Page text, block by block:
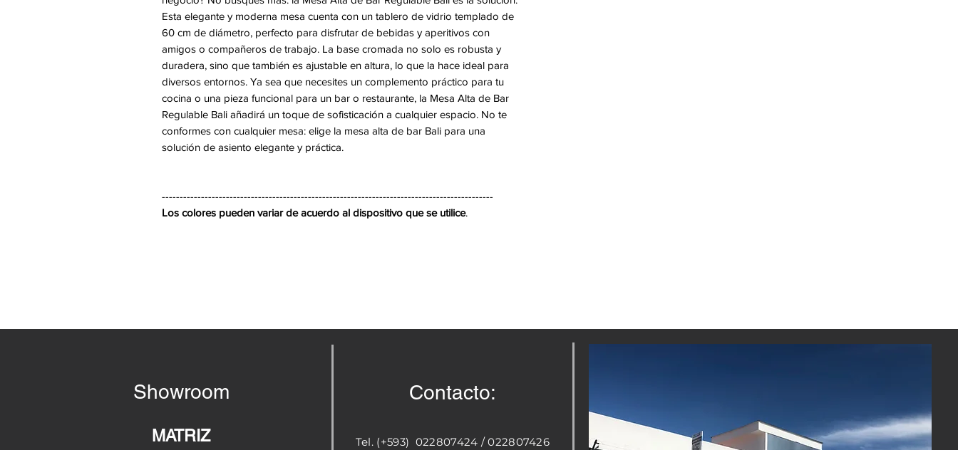
Esta elegante y moderna mesa cuenta con un tablero de vidrio templado de
60 cm de diámetro, perfecto para disfrutar de bebidas y aperitivos con
amigos o compañeros de trabajo. La base cromada no solo es robusta y
duradera, sino que también es ajustable en altura, lo que la hace ideal para
diversos entornos. Ya sea que necesites un complemento práctico para tu
cocina o una pieza funcional para un bar o restaurante, la Mesa Alta de Bar
Regulable Bali añadirá un toque de sofisticación a cualquier espacio. No te
conformes con cualquier mesa: elige la mesa alta de bar Bali para una
solución de asiento elegante y práctica.
---------------------------------------------------------------------------------------------
Los colores pueden variar de acuerdo al dispositivo que se utilice.
Showroom
MATRIZ
Contacto:
Tel. (+593) 022807424 / 022807426